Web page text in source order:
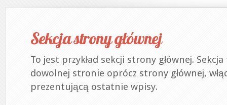
Sekcja strony głównej
To jest przykład sekcji strony głównej.
dowolnej stronie oprócz strony głównej,
prezentującą ostatnie wpisy.